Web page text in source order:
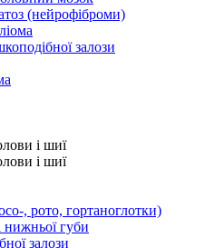
(нейрофіброми)
залози
і шиї
і шиї
, рото, гортаноглотки)
нижньої губи
залози